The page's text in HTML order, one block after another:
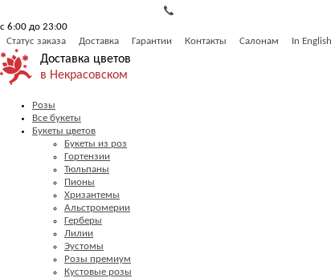
с 6:00 до 23:00
Статус заказа
Доставка Гарантии Контакты Салонам In English
Доставка цветов
в Некрасовском
Розы
Все букеты
Букеты цветов
Букеты из роз
Гортензии
Тюльпаны
Пионы
Хризантемы
Альстромерии
Герберы
Лилии
Эустомы
Розы премиум
Кустовые розы